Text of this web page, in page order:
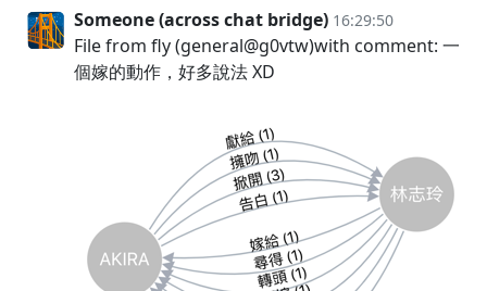
Someone (across chat bridge) 16:29:50
File from fly (general@g0vtw)with comment: 一
個嫁的動作，好多說法 XD